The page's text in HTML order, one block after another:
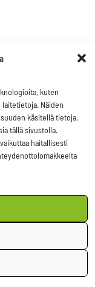
kuten
Näiden
käsitellä tietoja,
tällä sivustolla.
haitallisesti